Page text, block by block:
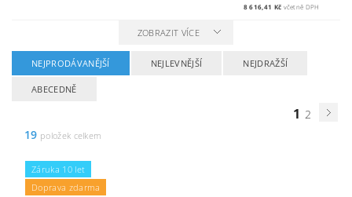
8 616,41 Kč včetně DPH
ZOBRAZIT VÍCE
NEJPRODÁVANĚJŠÍ NEJLEVNĚJŠÍ NEJDRAŽŠÍ
ABECEDNĚ
1 2
19 položek celkem
Záruka 10 let
Doprava zdarma